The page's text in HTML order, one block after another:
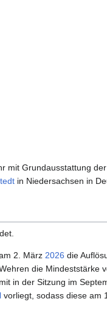
mit Grundausstattung der
in Niedersachsen in
2. März 2026 die
die Mindeststärke
in der Sitzung im
vorliegt, sodass diese am